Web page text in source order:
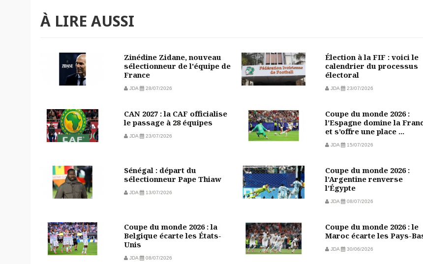
À LIRE AUSSI
Zinédine Zidane, nouveau
sélectionneur de l'équipe de
France
JDA 28/07/2026
Élection à la FIF : voici le
calendrier du processus
électoral
JDA 23/07/2026
CAN 2027 : la CAF officialise
le passage à 28 équipes
JDA 23/07/2026
Coupe du monde 2026 :
l’Espagne domine la
et s’offre une place ...
JDA 15/07/2026
Sénégal : départ du
sélectionneur Pape Thiaw
JDA 13/07/2026
Coupe du monde 2026 :
l’Argentine renverse
l’Égypte
JDA 08/07/2026
Coupe du monde 2026 : la
Belgique écarte les États-
Unis
JDA 08/07/2026
Coupe du monde 2026 : le
Maroc écarte les Pays-
JDA 30/06/2026